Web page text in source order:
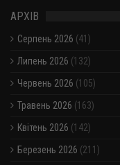
АРХІВ
Серпень 2026 (41)
Липень 2026 (132)
Червень 2026 (105)
Травень 2026 (163)
Квітень 2026 (142)
Березень 2026 (211)